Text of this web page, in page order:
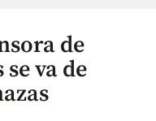
de
va de